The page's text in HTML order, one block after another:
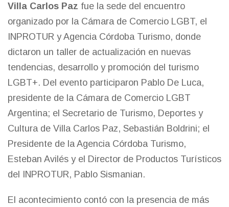
Villa Carlos Paz fue la sede del encuentro
organizado por la Cámara de Comercio LGBT, el
INPROTUR y Agencia Córdoba Turismo, donde
dictaron un taller de actualización en nuevas
tendencias, desarrollo y promoción del turismo
LGBT+. Del evento participaron Pablo De Luca,
presidente de la Cámara de Comercio LGBT
Argentina; el Secretario de Turismo, Deportes y
Cultura de Villa Carlos Paz, Sebastián Boldrini; el
Presidente de la Agencia Córdoba Turismo,
Esteban Avilés y el Director de Productos Turísticos
del INPROTUR, Pablo Sismanian.
El acontecimiento contó con la presencia de más